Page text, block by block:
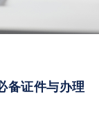
备证件与办理